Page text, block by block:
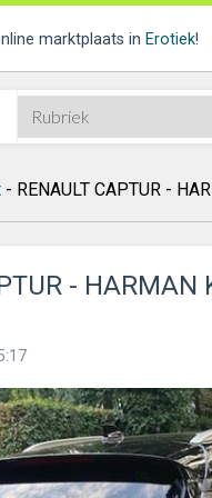
marktplaats in Erotiek!
- RENAULT CAPTUR -
- HARMAN